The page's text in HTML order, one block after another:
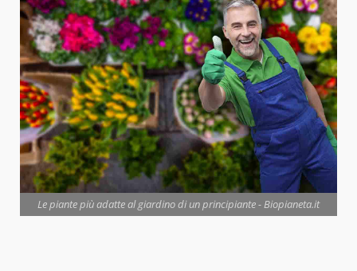
Le piante più adatte al giardino di un principiante - Biopianeta.it